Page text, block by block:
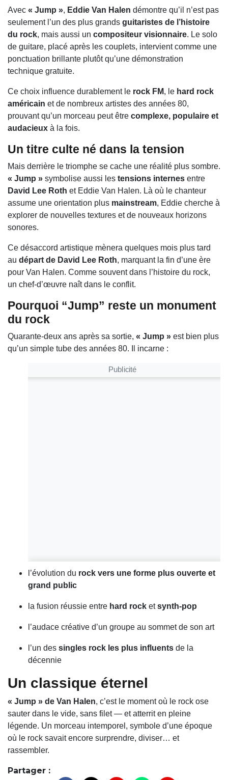
Avec « Jump », Eddie Van Halen démontre qu’il n’est pas
seulement l’un des plus grands guitaristes de l’histoire
du rock, mais aussi un compositeur visionnaire. Le solo
de guitare, placé après les couplets, intervient comme une
ponctuation brillante plutôt qu’une démonstration
technique gratuite.
Ce choix influence durablement le rock FM, le hard rock
américain et de nombreux artistes des années 80,
prouvant qu’un morceau peut être complexe, populaire et
audacieux à la fois.
Un titre culte né dans la tension
Mais derrière le triomphe se cache une réalité plus sombre.
« Jump » symbolise aussi les tensions internes entre
David Lee Roth et Eddie Van Halen. Là où le chanteur
assume une orientation plus mainstream, Eddie cherche à
explorer de nouvelles textures et de nouveaux horizons
sonores.
Ce désaccord artistique mènera quelques mois plus tard
au départ de David Lee Roth, marquant la fin d’une ère
pour Van Halen. Comme souvent dans l’histoire du rock,
un chef-d’œuvre naît dans le conflit.
Pourquoi “Jump” reste un monument
du rock
Quarante-deux ans après sa sortie, « Jump » est bien plus
qu’un simple tube des années 80. Il incarne :
Publicité
l’évolution du rock vers une forme plus ouverte et
grand public
la fusion réussie entre hard rock etsynth-pop
l’audace créative d’un groupe au sommet de son art
l’un des singles rock les plus influents de la
décennie
Un classique éternel
« Jump » de Van Halen, c’est le moment où le rock ose
sauter dans le vide, sans filet — et atterrit en pleine
légende. Un morceau intemporel, symbole d’une époque
où le rock savait encore surprendre, diviser… et
rassembler.
Partager :